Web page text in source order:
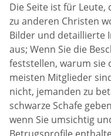
Die Seite ist für Leute,
zu anderen Christen
Bilder und detaillierte
aus; Wenn Sie die
feststellen, warum sie
meisten Mitglieder
nicht, jemanden zu
schwarze Schafe
wenn Sie umsichtig